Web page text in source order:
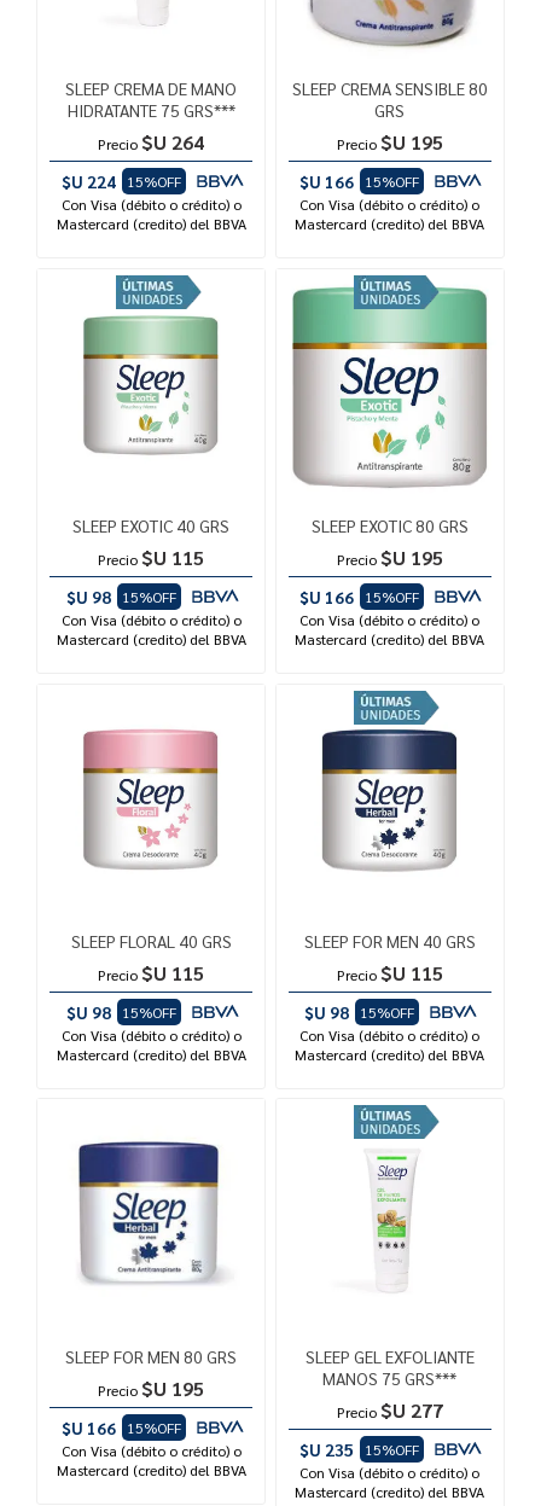
SLEEP CREMA DE MANO
HIDRATANTE 75 GRS***
Precio $U 264
$U 224
15%OFF
Con Visa (débito o crédito) o
Mastercard (credito) del BBVA
SLEEP CREMA SENSIBLE 80
GRS
Precio $U 195
$U 166
15%OFF
Con Visa (débito o crédito) o
Mastercard (credito) del BBVA
SLEEP EXOTIC 40 GRS
Precio $U 115
$U 98
15%OFF
Con Visa (débito o crédito) o
Mastercard (credito) del BBVA
SLEEP EXOTIC 80 GRS
Precio $U 195
$U 166
15%OFF
Con Visa (débito o crédito) o
Mastercard (credito) del BBVA
SLEEP FLORAL 40 GRS
Precio $U 115
$U 98
15%OFF
Con Visa (débito o crédito) o
Mastercard (credito) del BBVA
SLEEP FOR MEN 40 GRS
Precio $U 115
$U 98
15%OFF
Con Visa (débito o crédito) o
Mastercard (credito) del BBVA
SLEEP FOR MEN 80 GRS
Precio $U 195
$U 166
15%OFF
Con Visa (débito o crédito) o
Mastercard (credito) del BBVA
SLEEP GEL EXFOLIANTE
MANOS 75 GRS***
Precio $U 277
$U 235
15%OFF
Con Visa (débito o crédito) o
Mastercard (credito) del BBVA